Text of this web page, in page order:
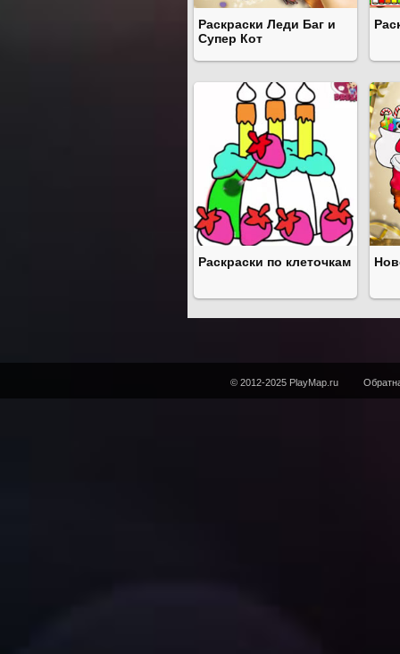
Раскраски Леди Баг и
Супер Кот
Раскраски по клеточкам
© 2012-2025 PlayMap.ru